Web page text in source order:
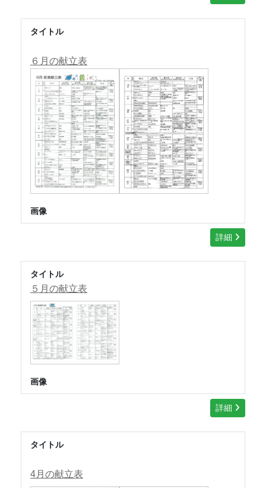
タイトル
６月の献立表
画像
詳細
タイトル
５月の献立表
画像
詳細
タイトル
4月の献立表